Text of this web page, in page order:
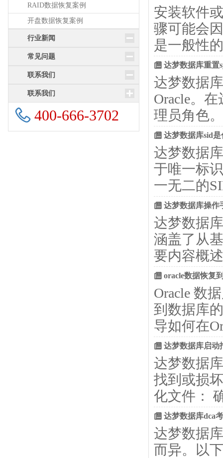
RAID数据恢复案例
开盘数据恢复案例
行业新闻
常见问题
联系我们
联系我们
400-666-3702
安装软件
骤可能会
是一般性
达梦数据库重置
达梦数据
Oracle。
理员角色
达梦数据库sid
达梦数据
于唯一标
一无二的
达梦数据库操作
达梦数据
涵盖了从
要内容概
oracle数据恢复
Oracle 数
到数据库
导如何在
达梦数据库启动
达梦数据
找到或损
化文件：
达梦数据库dca
达梦数据
而异。以